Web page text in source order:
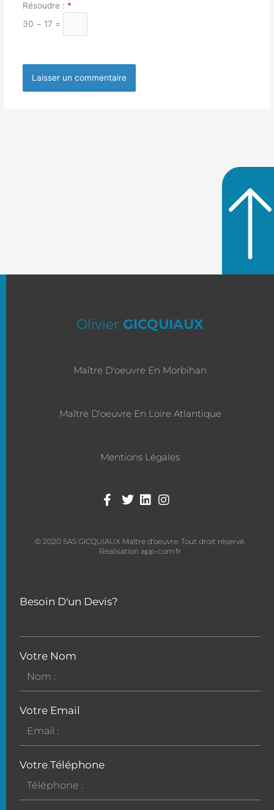
Résoudre : *
30 − 17 =
Olivier GICQUIAUX
Maître D'oeuvre En Morbihan
Maître D'oeuvre En Loire Atlantique
Mentions Légales
© 2020 SAS GICQUIAUX Maître d'oeuvre. Tout droit réservé.
Réalisation app-com.fr
Besoin D'un Devis?
Votre Nom
Votre Email
Votre Téléphone